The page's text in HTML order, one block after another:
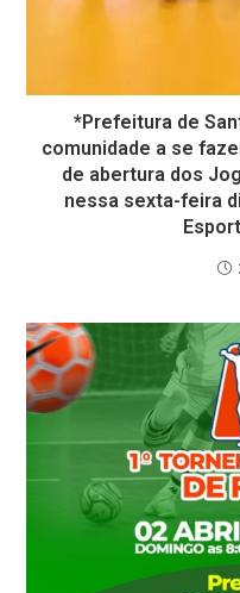
*Prefeitura de
comunidade a se
de abertura dos
nessa sexta-feira